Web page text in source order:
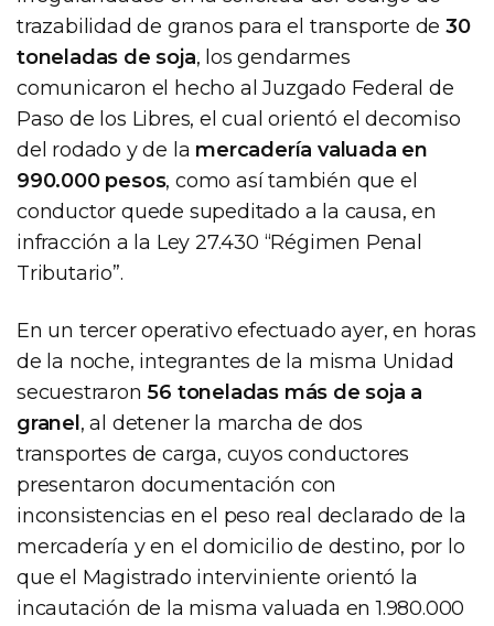
trazabilidad de granos para el transporte de 30
toneladas de soja, los gendarmes
comunicaron el hecho al Juzgado Federal de
Paso de los Libres, el cual orientó el decomiso
del rodado y de la mercadería valuada en
990.000 pesos, como así también que el
conductor quede supeditado a la causa, en
infracción a la Ley 27.430 “Régimen Penal
Tributario”.
En un tercer operativo efectuado ayer, en horas
de la noche, integrantes de la misma Unidad
secuestraron56 toneladas más de soja a
granel , al detener la marcha de dos
transportes de carga, cuyos conductores
presentaron documentación con
inconsistencias en el peso real declarado de la
mercadería y en el domicilio de destino, por lo
que el Magistrado interviniente orientó la
incautación de la misma valuada en 1.980.000